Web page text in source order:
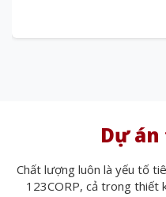
Dự
Chất lượng luôn là yếu tố
123CORP, cả trong thiết